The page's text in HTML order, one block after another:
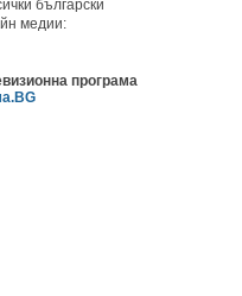
български
медии:
програма